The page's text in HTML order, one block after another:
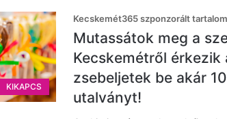
KIKAPCS
Kecskemét365 szponzorált tartalom
Mutassátok meg a
Kecskemétről érkezik
zsebeljetek be akár
utalványt!